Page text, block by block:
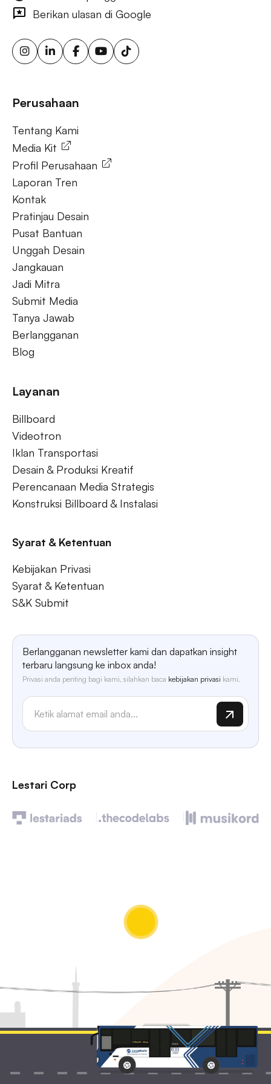
bertarget, layar iklan digital, iklan papan reklame urban, iklan
ooh yang dipicu cuaca, papan reklame sensor gerak,
solusi ooh fleksibel, iklan luar ruang berkelanjutan, papan
reklame energi terbarukan, papan reklame tenaga surya,
ooh untuk bisnis kecil, aktivasi merek luar ruang.
Tentang Kami
Berikan ulasan di Google
Perusahaan
Tentang Kami
Media Kit
Profil Perusahaan
Laporan Tren
Kontak
Pratinjau Desain
Pusat Bantuan
Unggah Desain
Jangkauan
Jadi Mitra
Submit Media
Tanya Jawab
Berlangganan
Blog
Layanan
Billboard
Videotron
Iklan Transportasi
Desain & Produksi Kreatif
Perencanaan Media Strategis
Konstruksi Billboard & Instalasi
Syarat & Ketentuan
Kebijakan Privasi
Syarat & Ketentuan
S&K Submit
Berlangganan newsletter kami dan dapatkan insight
terbaru langsung ke inbox anda!
Privasi anda penting bagi kami, silahkan baca kebijakan privasi kami.
Lestari Corp